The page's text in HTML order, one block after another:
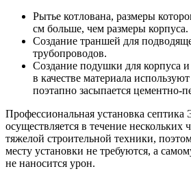
Рытье котлована, размеры
см больше, чем размеры корпуса.
Создание траншей для
трубопроводов.
Создание подушки для корпуса
в качестве материала
поэтапно засыпается цементно-
Профессиональная установка септика
осуществляется в течение нескольких
тяжелой строительной техники,
месту установки не требуются, а
не наносится урон.